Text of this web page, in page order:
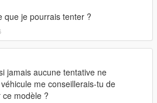
que je pourrais tenter ?
jamais aucune tentative ne
me conseillerais-tu de
modèle ?